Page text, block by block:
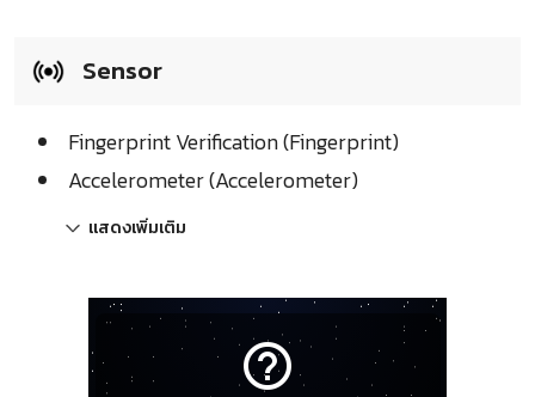
Sensor
Fingerprint Verification (Fingerprint)
Accelerometer (Accelerometer)
แสดงเพิ่มเติม
help_outline